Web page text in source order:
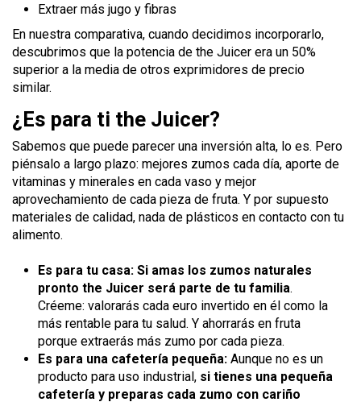
Extraer más jugo y fibras
En nuestra comparativa, cuando decidimos incorporarlo,
descubrimos que la potencia de the Juicer era un 50%
superior a la media de otros exprimidores de precio
similar.
¿Es para ti the Juicer?
Sabemos que puede parecer una inversión alta, lo es. Pero
piénsalo a largo plazo: mejores zumos cada día, aporte de
vitaminas y minerales en cada vaso y mejor
aprovechamiento de cada pieza de fruta. Y por supuesto
materiales de calidad, nada de plásticos en contacto con tu
alimento.
Es para tu casa: Si amas los zumos naturales
pronto the Juicer será parte de tu familia.
Créeme: valorarás cada euro invertido en él como la
más rentable para tu salud. Y ahorrarás en fruta
porque extraerás más zumo por cada pieza.
Es para una cafetería pequeña: Aunque no es un
producto para uso industrial, si tienes una pequeña
cafetería y preparas cada zumo con cariño